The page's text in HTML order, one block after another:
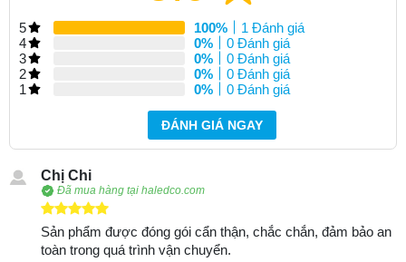
5 100%
1 Đánh giá
4
0%
0 Đánh giá
3
0%
0 Đánh giá
2
0%
0 Đánh giá
1
0% 0 Đánh giá
ĐÁNH GIÁ NGAY
Chị Chi
Đã mua hàng tại haledco.com
Sản phẩm được đóng gói cẩn thận, chắc chắn, đảm bảo an
toàn trong quá trình vận chuyển.